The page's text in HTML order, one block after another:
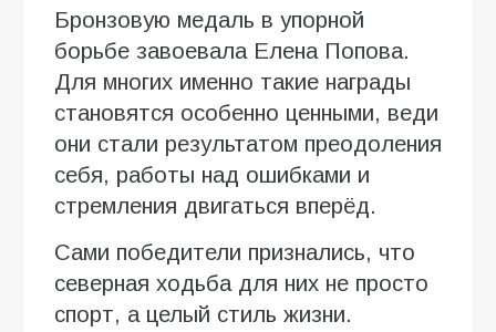
Бронзовую медаль в упорной
борьбе завоевала Елена Попова.
Для многих именно такие награды
становятся особенно ценными, веди
они стали результатом преодоления
себя, работы над ошибками и
стремления двигаться вперёд.
Сами победители признались, что
северная ходьба для них не просто
спорт, а целый стиль жизни.